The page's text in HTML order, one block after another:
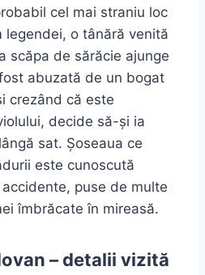
cel mai straniu loc
legendei, o tânără venită
scăpa de sărăcie ajunge
abuzată de un bogat
crezând că este
decide să-și ia
sat. Șoseaua ce
este cunoscută
puse de multe
îmbrăcate în mireasă.
– detalii vizită